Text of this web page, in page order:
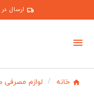
ارسال
خانه لوازم مصرفی